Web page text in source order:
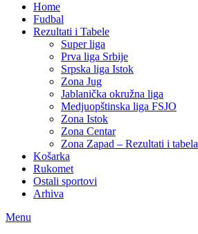
Home
Fudbal
Rezultati i Tabele
Super liga
Prva liga Srbije
Srpska liga Istok
Zona Jug
Jablanička okružna liga
Medjuopštinska liga FSJO
Zona Istok
Zona Centar
Zona Zapad – Rezultati i tabela
Košarka
Rukomet
Ostali sportovi
Arhiva
Menu